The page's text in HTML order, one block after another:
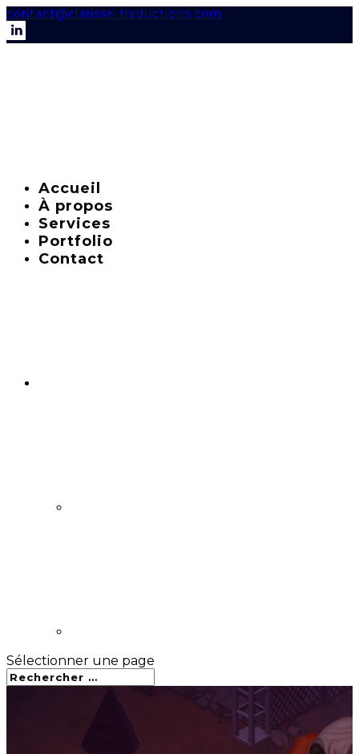
contact@clarisse-traductions.com
Accueil
À propos
Services
Portfolio
Contact
Sélectionner une page